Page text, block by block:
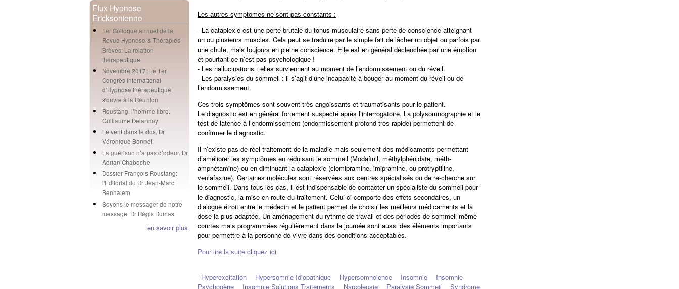
Flux Hypnose
Ericksonienne
1er Colloque annuel de la
Revue Hypnose & Thérapies
Brèves: La relation
thérapeutique
Novembre 2017: Le 1er
Congrès International
d’Hypnose thérapeutique
s'ouvre à la Réunion
Roustang, l’homme libre.
Guillaume Delannoy
Le vent dans le dos. Dr
Véronique Bonnet
La guérison n’a pas d’odeur. Dr
Adrian Chaboche
Dossier François Roustang:
l'Editorial du Dr Jean-Marc
Benhaiem
Soyons le messager de notre
message. Dr Régis Dumas
en savoir plus
Les autres symptômes ne sont pas constants :
- La cataplexie est une perte brutale du tonus musculaire sans perte de conscience atteignant
un ou plusieurs muscles. Cela peut se traduire par le simple fait de lâcher un objet ou parfois par
une chute, mais toujours en pleine conscience. Elle est en général déclenchée par une émotion
et pourtant ce n’est pas psychologique !
- Les hallucinations : elles surviennent au moment de l’endormissement ou du réveil.
- Les paralysies du sommeil : il s’agit d’une incapacité à bouger au moment du réveil ou de
l’endormissement.
Ces trois symptômes sont souvent très angoissants et traumatisants pour le patient.
Le diagnostic est en général fortement suspecté après l’interrogatoire. La polysomnographie et le
test de latence à l’endormissement (endormissement profond très rapide) permettent de
confirmer le diagnostic.
Il n’existe pas de réel traitement de la maladie mais seulement des médicaments permettant
d’améliorer les symptômes en réduisant le sommeil (Modafinil, méthylphénidate, méth-
amphétamine) ou en diminuant la cataplexie (clomipramine, imipramine, ou protryptiline,
venlafaxine). Certaines molécules sont réservées aux centres spécialisés ou de re-cherche sur
le sommeil. Dans tous les cas, il est indispensable de contacter un spécialiste du sommeil pour
le diagnostic, la mise en route du traitement. Celui-ci comporte des effets secondaires, un
dialogue étroit entre le médecin et le patient permet de choisir les meilleurs médicaments et la
dose la plus adaptée. Un aménagement du rythme de travail et des périodes de sommeil même
courtes mais programmées régulièrement dans la journée sont aussi des éléments importants
pour permettre à la personne de vivre dans des conditions acceptables.
Pour lire la suite cliquez ici
Hyperexcitation Hypersomnie Idiopathique Hypersomnolence Insomnie
Insomnie
Psychogène
Insomnie Solutions Traitements Narcolepsie Paralysie Sommeil Syndrome